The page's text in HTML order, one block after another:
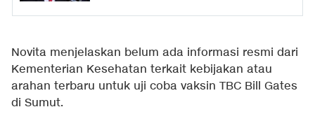
Novita menjelaskan belum ada informasi resmi dari
Kementerian Kesehatan terkait kebijakan atau
arahan terbaru untuk uji coba vaksin TBC Bill Gates
di Sumut.